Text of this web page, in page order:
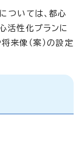
ついては、都心
活性化プランに
来像（案）の設定